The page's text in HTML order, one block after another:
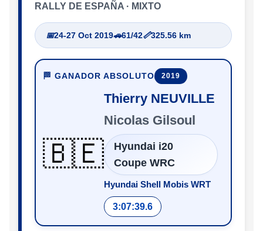
RALLY DE ESPAÑA · MIXTO
📅24-27 Oct 2019🚗61/42📏325.56 km
🏁 GANADOR ABSOLUTO 2019
🇧🇪
Thierry NEUVILLE
Nicolas Gilsoul
Hyundai i20
Coupe WRC
Hyundai Shell Mobis WRT
3:07:39.6